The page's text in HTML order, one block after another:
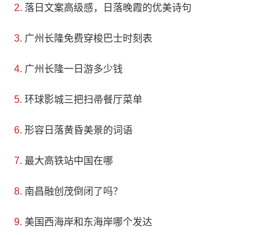
落日文案高级感，日落晚霞的优美诗句
广州长隆免费穿梭巴士时刻表
广州长隆一日游多少钱
环球影城三把扫帚餐厅菜单
形容日落黄昏美景的词语
最大高铁站中国在哪
南昌融创茂倒闭了吗？
美国西海岸和东海岸哪个发达